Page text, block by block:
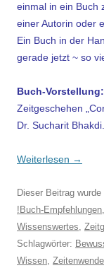
einmal in ein Buch
einer Autorin oder
Ein Buch in der
gerade jetzt ~ so
Buch-Vorstellung:
Zeitgeschehen
Dr. Sucharit Bhakdi.
Weiterlesen →
Dieser Beitrag wurde
!Buch-Empfehlungen,
Wissenswertes,
Schlagwörter:
Wissen, Zeitenwende